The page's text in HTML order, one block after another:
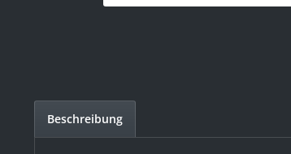
Beschreibung